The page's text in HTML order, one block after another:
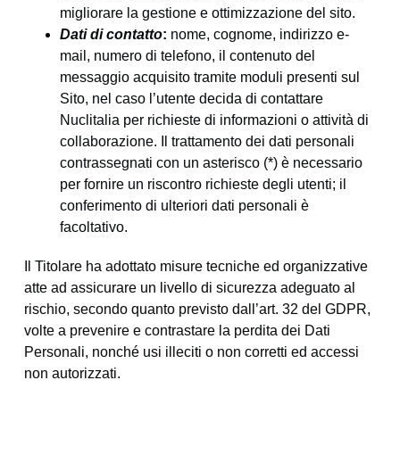
migliorare la gestione e ottimizzazione del sito.
Dati di contatto: nome, cognome, indirizzo e-
mail, numero di telefono, il contenuto del
messaggio acquisito tramite moduli presenti sul
Sito, nel caso l’utente decida di contattare
Nuclitalia per richieste di informazioni o attività di
collaborazione. Il trattamento dei dati personali
contrassegnati con un asterisco (*) è necessario
per fornire un riscontro richieste degli utenti; il
conferimento di ulteriori dati personali è
facoltativo.
Il Titolare ha adottato misure tecniche ed organizzative
atte ad assicurare un livello di sicurezza adeguato al
rischio, secondo quanto previsto dall’art. 32 del GDPR,
volte a prevenire e contrastare la perdita dei Dati
Personali, nonché usi illeciti o non corretti ed accessi
non autorizzati.